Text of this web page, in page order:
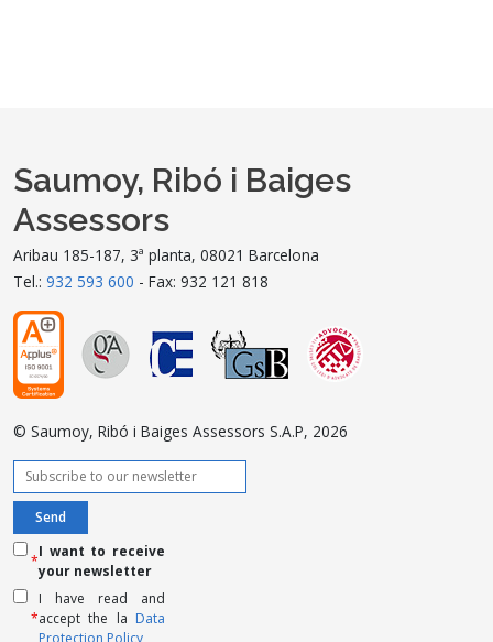
Saumoy, Ribó i Baiges
Assessors
Aribau 185-187, 3ª planta, 08021 Barcelona
Tel.: 932 593 600 - Fax: 932 121 818
© Saumoy, Ribó i Baiges Assessors S.A.P, 2026
*
I want to receive
your newsletter
*
I have read and
accept the la Data
Protection Policy